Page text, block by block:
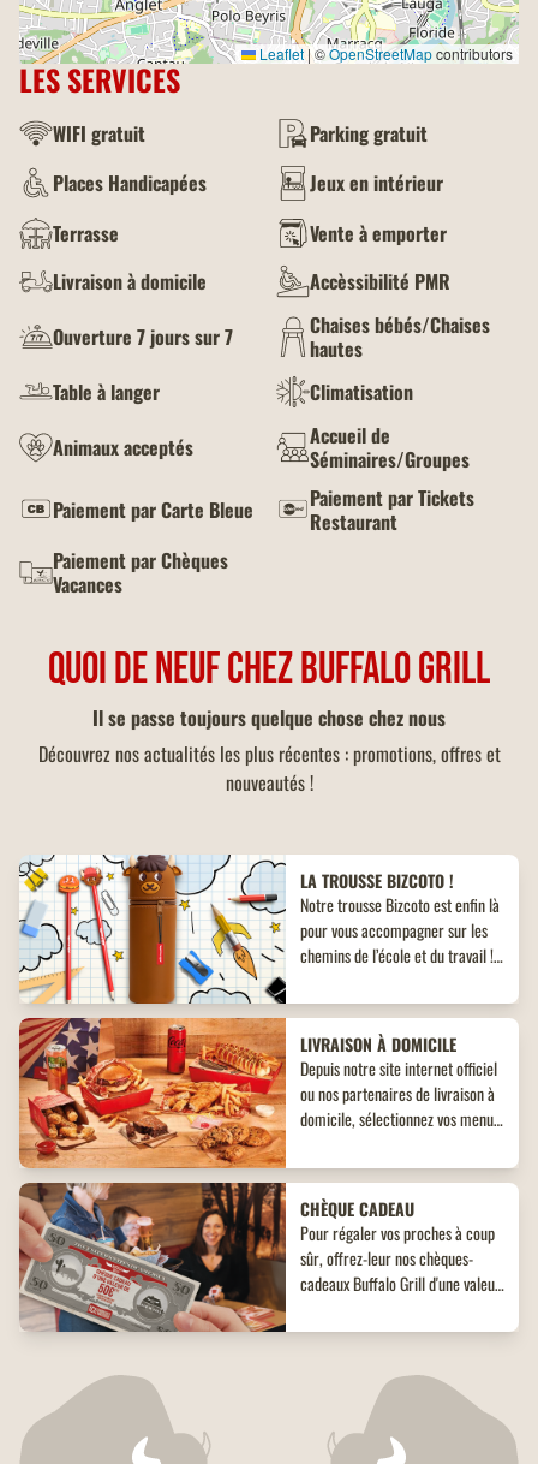
Leaflet |©OpenStreetMapcontributors
LES SERVICES
WIFI gratuit
Parking gratuit
Places Handicapées
Jeux en intérieur
Terrasse
Vente à emporter
Livraison à domicile
Accèssibilité PMR
Ouverture 7 jours sur 7
Chaises bébés/Chaises
hautes
Table à langer
Climatisation
Animaux acceptés
Accueil de
Séminaires/Groupes
Paiement par Carte Bleue
Paiement par Tickets
Restaurant
Paiement par Chèques
Vacances
QUOI DE NEUF CHEZ BUFFALO GRILL
Il se passe toujours quelque chose chez nous
Découvrez nos actualités les plus récentes : promotions, offres et
nouveautés !
LA TROUSSE BIZCOTO !
Notre trousse Bizcoto est enfin là
pour vous accompagner sur les
chemins de l’école et du travail !
inédit à ne pas manquer !
LIVRAISON À DOMICILE
Depuis notre site internet officiel
ou nos partenaires de livraison à
domicile, sélectionnez vos menus,
desserts. Un large choix de plats
vous attend, adaptés à toutes les
envies !
CHÈQUE CADEAU
Pour régaler vos proches à coup
sûr, offrez-leur nos chèques-
cadeaux Buffalo Grill d'une valeur
régalera à coup sûr.
Buffalo Grill présente son
nouveau programme de fidélité :
Buffalo Pass.
Découvrez en avant-première